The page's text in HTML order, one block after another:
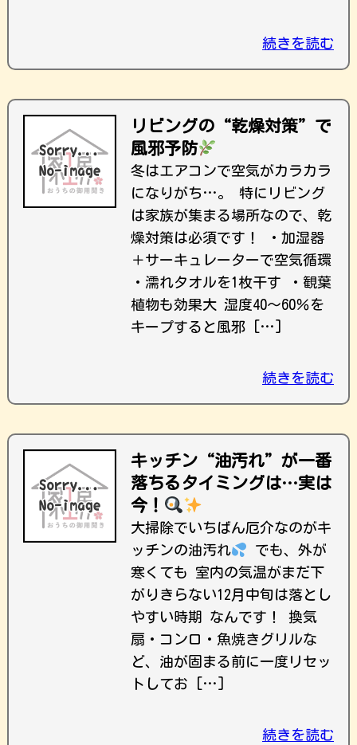
続きを読む
リビングの“乾燥対策”で
風邪予防
冬はエアコンで空気がカラカラ
になりがち…。 特にリビング
は家族が集まる場所なので、乾
燥対策は必須です！ ・加湿器
＋サーキュレーターで空気循環
・濡れタオルを1枚干す ・観葉
植物も効果大 湿度40〜60％を
キープすると風邪 […]
続きを読む
キッチン“油汚れ”が一番
落ちるタイミングは…実は
今！
大掃除でいちばん厄介なのがキ
ッチンの油汚れ
でも、外が
寒くても 室内の気温がまだ下
がりきらない12月中旬は落とし
やすい時期 なんです！ 換気
扇・コンロ・魚焼きグリルな
ど、油が固まる前に一度リセッ
トしてお […]
続きを読む